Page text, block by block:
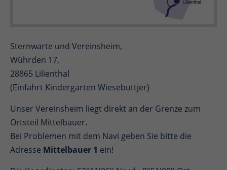
Sternwarte und Vereinsheim,
Wührden 17,
28865 Lilienthal
(Einfahrt Kindergarten Wiesebuttjer)
Unser Vereinsheim liegt direkt an der Grenze zum
Ortsteil Mittelbauer.
Bei Problemen mit dem Navi geben Sie bitte die
Adresse Mittelbauer 1 ein!